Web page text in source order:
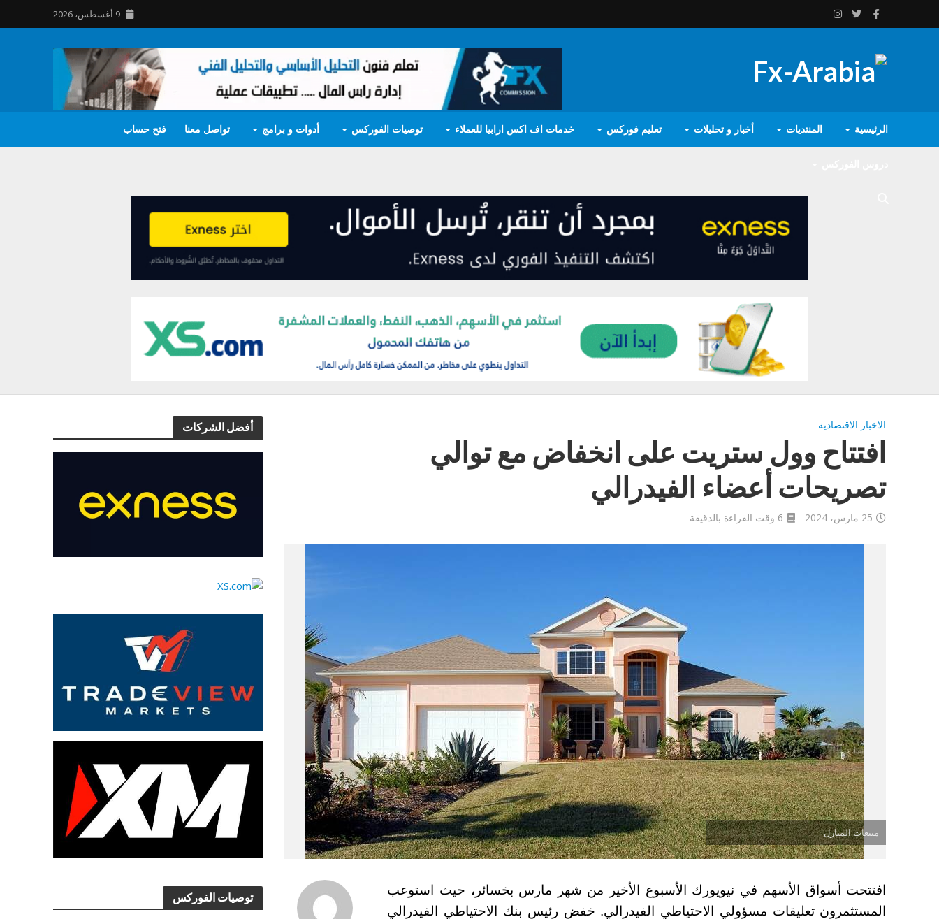
9 أغسطس، 2026
الرئيسية المنتديات أخبار و تحليلات تعليم فوركس خدمات اف اكس ارابيا للعملاء توصيات الفوركس أدوات و برامج تواصل معنا فتح حساب
أفضل الشركات
توصيات الفوركس
الاخبار الاقتصادية
افتتاح وول ستريت على انخفاض مع توالي
تصريحات أعضاء الفيدرالي
25 مارس، 2024 6 وقت القراءة بالدقيقة
مبيعات المنازل
افتتحت أسواق الأسهم في نيويورك الأسبوع الأخير من شهر مارس بخسائر، حيث استوعب
المستثمرون تعليقات مسؤولي الاحتياطي الفيدرالي. خفض رئيس بنك الاحتياطي الفيدرالي